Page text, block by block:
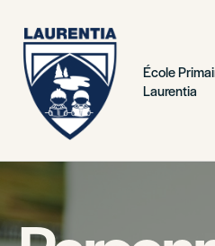
École
Laurentia